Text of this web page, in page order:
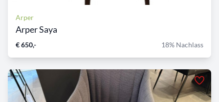
Arper
Arper Saya
€ 650,- 18% Nachlass